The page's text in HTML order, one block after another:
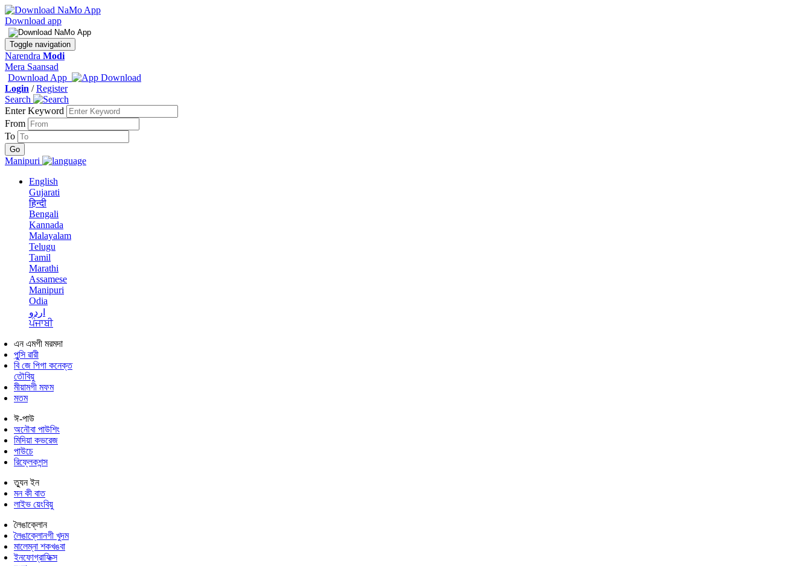
Download app
Toggle navigation
Narendra Modi
Mera Saansad
Download App
Login /Register
Search
Enter Keyword
From
To
Manipuri
English
Gujarati
हिन्दी
Bengali
Kannada
Malayalam
Telugu
Tamil
Marathi
Assamese
Manipuri
Odia
اردو
ਪੰਜਾਬੀ
এন এমগী মরমদা
পুন্সি ৱারী
বি জে পিগা কনেক্ত
তৌবিয়ু
মীয়ামগী মফম
মতম
ঈ-পাউ
অনৌবা পাউশিং
মিদিয়া কভরেজ
পাউচে
রিফ্লেকশন্স
ত্যুন ইন
মন কী বাত
লাইভ য়েংবিয়ু
লৈঙাক্লোন
লৈঙাক্লোনগী খুদম
মালেম্না শকখঙবা
ইনফোগ্রাফিক্স